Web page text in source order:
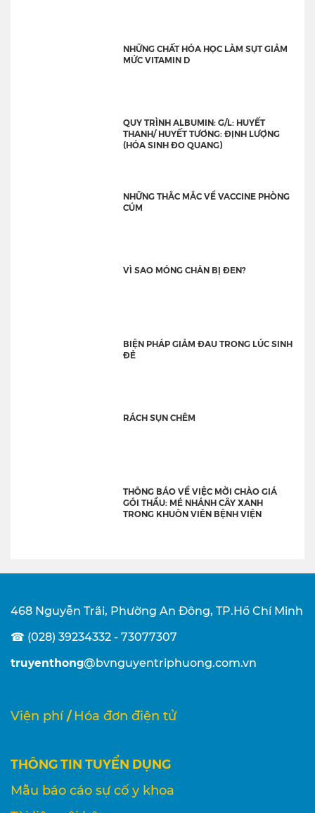
NHỮNG CHẤT HÓA HỌC LÀM SỤT GIẢM
MỨC VITAMIN D
QUY TRÌNH ALBUMIN: G/L: HUYẾT
THANH/ HUYẾT TƯƠNG: ĐỊNH LƯỢNG
(HÓA SINH ĐO QUANG)
NHỮNG THẮC MẮC VỀ VACCINE PHÒNG
CÚM
VÌ SAO MÓNG CHÂN BỊ ĐEN?
BIỆN PHÁP GIẢM ĐAU TRONG LÚC SINH
ĐẺ
RÁCH SỤN CHÊM
THÔNG BÁO VỀ VIỆC MỜI CHÀO GIÁ
GÓI THẦU: MÉ NHÁNH CÂY XANH
TRONG KHUÔN VIÊN BỆNH VIỆN
468 Nguyễn Trãi, Phường An Đông, TP.Hồ Chí Minh
☎ (028) 39234332 - 73077307
truyenthong@bvnguyentriphuong.com.vn
Viện phí / Hóa đơn điện tử
THÔNG TIN TUYỂN DỤNG
Mẫu báo cáo sự cố y khoa